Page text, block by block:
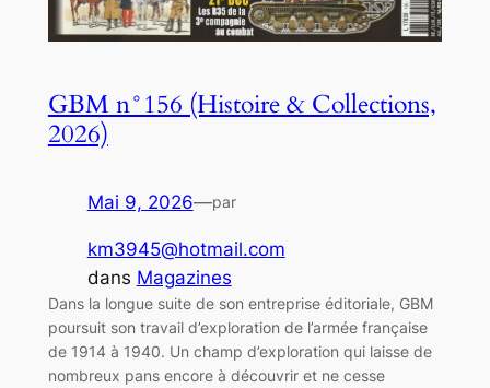
GBM n°156 (Histoire & Collections,
2026)
Mai 9, 2026—par
km3945@hotmail.com
dans Magazines
Dans la longue suite de son entreprise éditoriale, GBM
poursuit son travail d’exploration de l’armée française
de 1914 à 1940. Un champ d’exploration qui laisse de
nombreux pans encore à découvrir et ne cesse